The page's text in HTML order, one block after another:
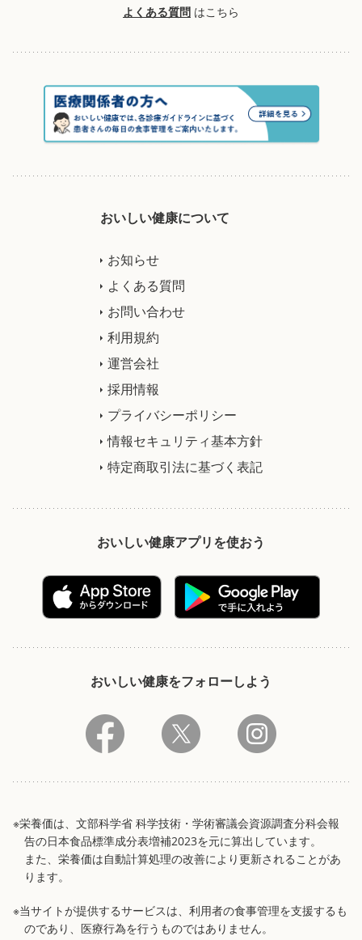
よくある質問 はこちら
おいしい健康について
お知らせ
よくある質問
お問い合わせ
利用規約
運営会社
採用情報
プライバシーポリシー
情報セキュリティ基本方針
特定商取引法に基づく表記
おいしい健康アプリを使おう
おいしい健康をフォローしよう
※栄養価は、文部科学省 科学技術・学術審議会資源調査分科会報
告の日本食品標準成分表増補2023を元に算出しています。
また、栄養価は自動計算処理の改善により更新されることがあ
ります。
※当サイトが提供するサービスは、利用者の食事管理を支援するも
のであり、医療行為を行うものではありません。